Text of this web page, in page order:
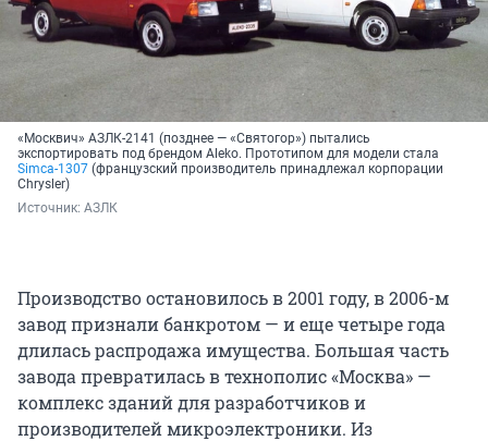
«Москвич» АЗЛК-2141 (позднее — «Святогор») пытались
экспортировать под брендом Aleko. Прототипом для модели стала
Simca-1307 (французский производитель принадлежал корпорации
Chrysler)
Источник: АЗЛК
Производство остановилось в 2001 году, в 2006-м
завод признали банкротом — и еще четыре года
длилась распродажа имущества. Большая часть
завода превратилась в технополис «Москва» —
комплекс зданий для разработчиков и
производителей микроэлектроники. Из